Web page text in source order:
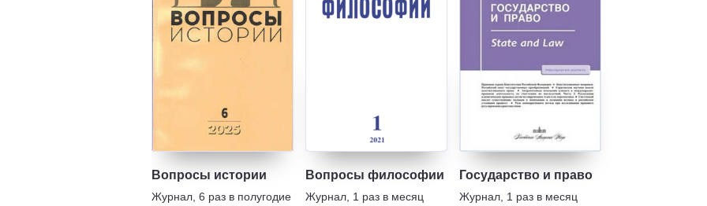
Вопросы истории
Журнал 6 раз в полугодие
Вопросы философии
Журнал 1 раз в месяц
Государство и право
Журнал 1 раз в месяц